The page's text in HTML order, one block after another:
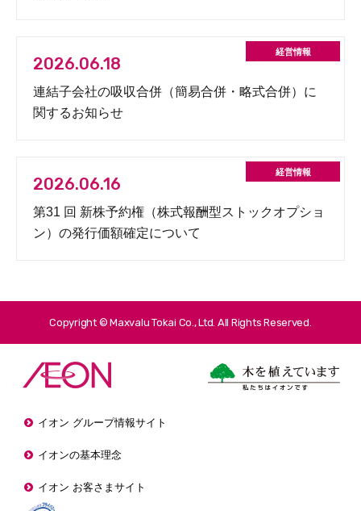
2026.06.18
連結子会社の吸収合併（簡易合併・略式合併）に
関するお知らせ
2026.06.16
第31 回 新株予約権（株式報酬型ストックオプショ
ン）の発行価額確定について
Copyright © Maxvalu Tokai Co., Ltd. All Rights Reserved.
イオン グループ情報サイト
イオンの基本理念
イオン お客さまサイト